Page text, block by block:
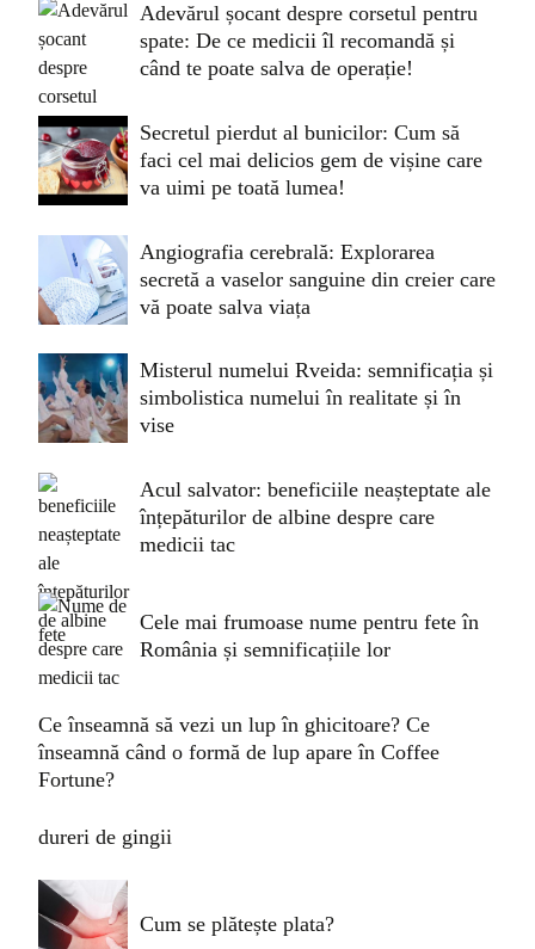
Adevărul șocant despre corsetul pentru
spate: De ce medicii îl recomandă și
când te poate salva de operație!
Secretul pierdut al bunicilor: Cum să
faci cel mai delicios gem de vișine care
va uimi pe toată lumea!
Angiografia cerebrală: Explorarea
secretă a vaselor sanguine din creier care
vă poate salva viața
Misterul numelui Rveida: semnificația și
simbolistica numelui în realitate și în
vise
Acul salvator: beneficiile neașteptate ale
înțepăturilor de albine despre care
medicii tac
Cele mai frumoase nume pentru fete în
România și semnificațiile lor
Ce înseamnă să vezi un lup în ghicitoare? Ce
înseamnă când o formă de lup apare în Coffee
Fortune?
dureri de gingii
Cum se plătește plata?